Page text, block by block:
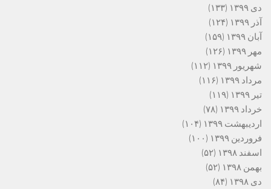
دی ۱۳۹۹
(۱۳۳)
آذر ۱۳۹۹
(۱۲۴)
آبان ۱۳۹۹
(۱۵۹)
مهر ۱۳۹۹
(۱۲۶)
شهریور ۱۳۹۹
(۱۱۲)
مرداد ۱۳۹۹
(۱۱۶)
تیر ۱۳۹۹
(۱۱۹)
خرداد ۱۳۹۹
(۷۸)
اردیبهشت ۱۳۹۹
(۱۰۴)
فروردین ۱۳۹۹
(۱۰۰)
اسفند ۱۳۹۸
(۵۲)
بهمن ۱۳۹۸
(۵۲)
دی ۱۳۹۸
(۸۴)